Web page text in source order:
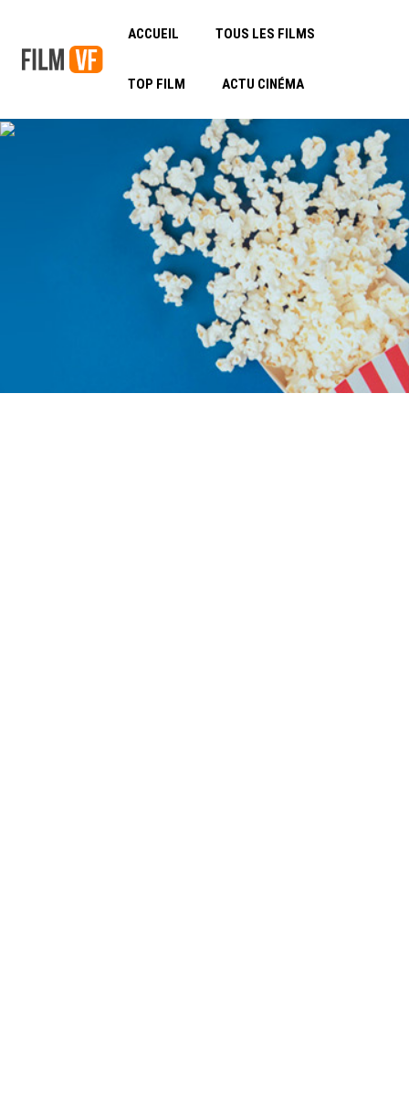
ACCUEIL TOUS LES FILMS
TOP FILM ACTU CINÉMA